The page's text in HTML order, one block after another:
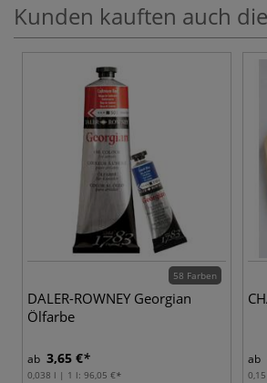
Kunden kauften auch
58 Farben
DALER-ROWNEY Georgian
Ölfarbe
ab 3,65 €
0,038 l | 1 l: 96,05 €
ab